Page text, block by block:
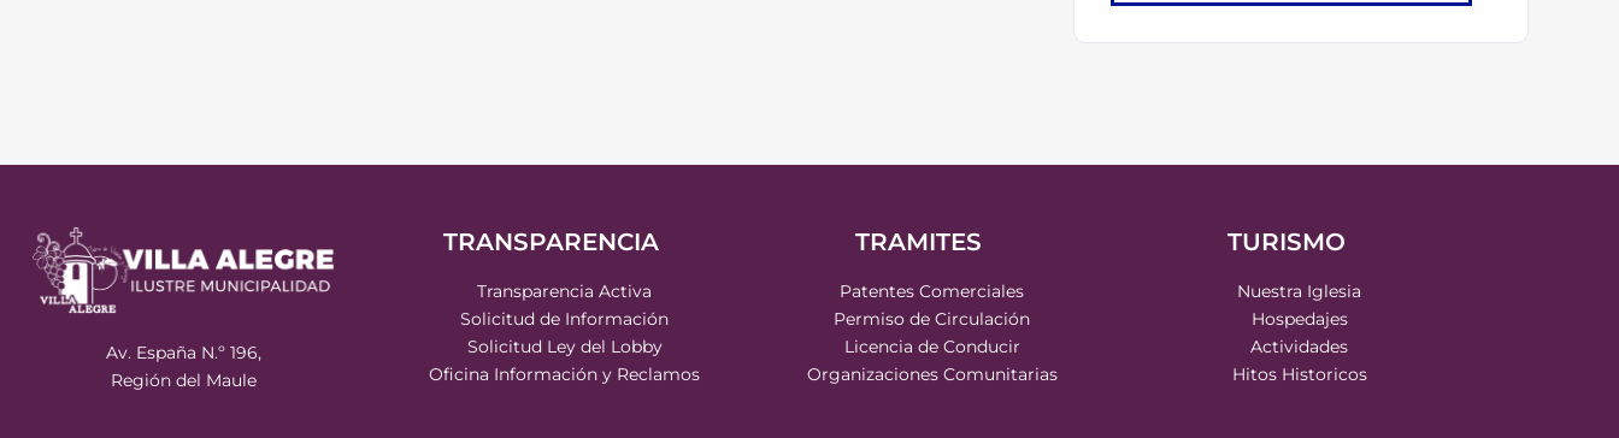
Av. España N.º 196,
Región del Maule
TRANSPARENCIA
Transparencia Activa
Solicitud de Información
Solicitud Ley del Lobby
Oficina Información y Reclamos
TRAMITES
Patentes Comerciales
Permiso de Circulación
Licencia de Conducir
Organizaciones Comunitarias
TURISMO
Nuestra Iglesia
Hospedajes
Actividades
Hitos Historicos